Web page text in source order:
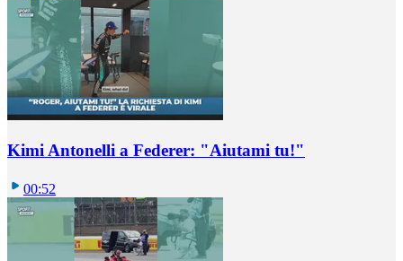
Kimi Antonelli a Federer: "Aiutami tu!"
00:52